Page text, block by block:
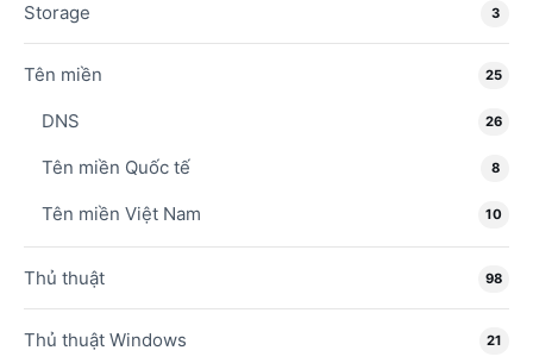
Storage 3
Tên miền 25
DNS 26
Tên miền Quốc tế 8
Tên miền Việt Nam 10
Thủ thuật 98
Thủ thuật Windows 21